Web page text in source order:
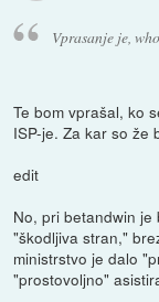
Vprasanje je,
Te bom vprašal, ko
ISP-je. Za kar so že
edit
No, pri betandwin
"škodljiva stran,"
ministrstvo je dalo
"prostovoljno"